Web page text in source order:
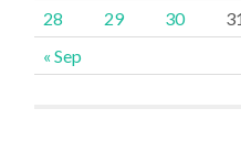
« Sep
28
29 30